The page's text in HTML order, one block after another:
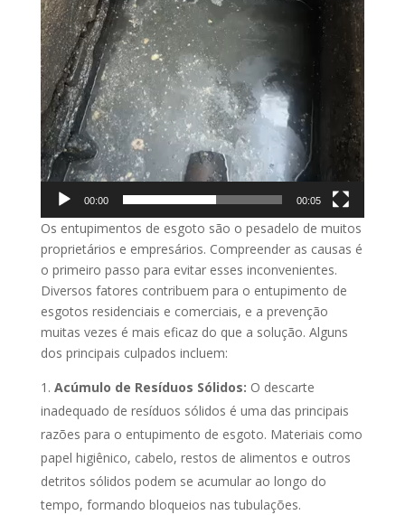
00:00 00:05
Os entupimentos de esgoto são o pesadelo de muitos
proprietários e empresários. Compreender as causas é
o primeiro passo para evitar esses inconvenientes.
Diversos fatores contribuem para o entupimento de
esgotos residenciais e comerciais, e a prevenção
muitas vezes é mais eficaz do que a solução. Alguns
dos principais culpados incluem:
Acúmulo de Resíduos Sólidos: O descarte
inadequado de resíduos sólidos é uma das principais
razões para o entupimento de esgoto. Materiais como
papel higiênico, cabelo, restos de alimentos e outros
detritos sólidos podem se acumular ao longo do
tempo, formando bloqueios nas tubulações.